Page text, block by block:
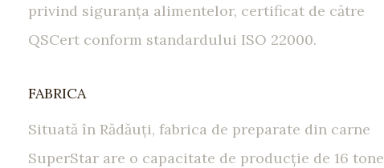
privind siguranţa alimentelor, certificat de către
QSCert conform standardului ISO 22000.
FABRICA
Situată în Rădăuţi, fabrica de preparate din carne
SuperStar are o capacitate de producţie de 16 tone